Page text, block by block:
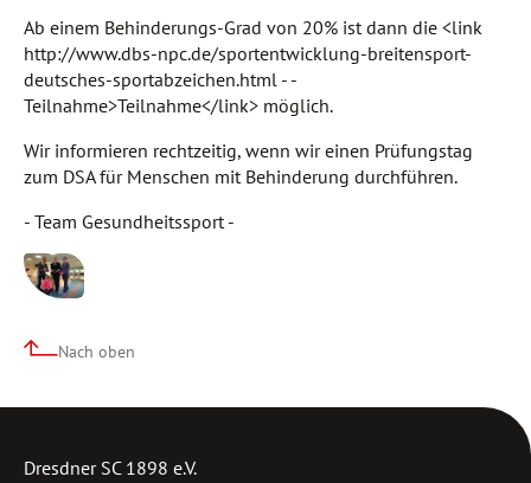
Ab einem Behinderungs-Grad von 20% ist dann die <link
http://www.dbs-npc.de/sportentwicklung-breitensport-
deutsches-sportabzeichen.html - -
Teilnahme>Teilnahme</link> möglich.
Wir informieren rechtzeitig, wenn wir einen Prüfungstag
zum DSA für Menschen mit Behinderung durchführen.
- Team Gesundheitssport -
Nach oben
Dresdner SC 1898 e.V.